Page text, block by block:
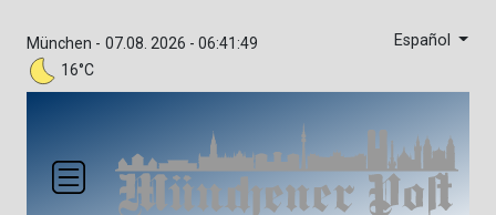
München -
16°C
07.08. 2026 - 06:41:49 Español